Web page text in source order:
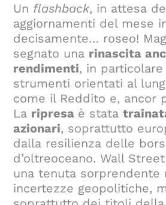
Un flashback, in attesa
aggiornamenti del mese
decisamente… roseo!
segnato una rinascita
rendimenti, in
strumenti orientati al
come il Reddito e, ancor
La ripresa è stata
azionari, soprattutto
dalla resilienza delle
d’oltreoceano. Wall
una tenuta sorprendente
incertezze geopolitiche,